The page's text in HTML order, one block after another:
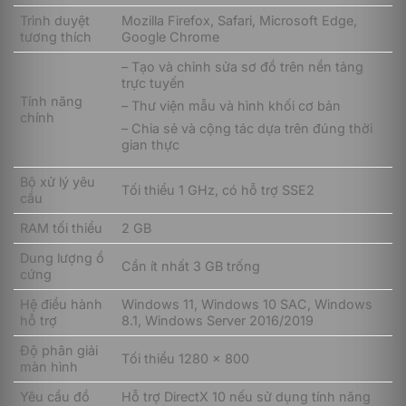
So với gói Monthly, Microsoft Visio Plan 1 – Yearly yêu
cầu doanh nghiệp thanh toán 01 năm phí sử dụng ngay
từ ban đầu, phù hợp với những doanh nghiệp có nhu
cầu cao trong việc tạo sơ đồ, quy trình,… cần giải
pháp ổn định và tiết kiệm chi phí vì gói Yearly có giá
thấp hơn lên tới 17% so với gói Monthly. Ngoài ra, việc
thanh toán một lần cũng giúp doanh nghiệp giảm bớt
công việc kế toán, không phải theo dõi hay lo lắng về
việc gia hạn hàng tháng.
Microsoft Visio Plan 1 – Yearly có những tính
năng hữu ích nào?
Trình duyệt
tương thích
Mozilla Firefox, Safari, Microsoft Edge,
Google Chrome
Tính năng
chính
– Tạo và chỉnh sửa sơ đồ trên nền tảng
trực tuyến
– Thư viện mẫu và hình khối cơ bản
– Chia sẻ và cộng tác dựa trên đúng thời
gian thực
Bộ xử lý yêu
cầu
Tối thiểu 1 GHz, có hỗ trợ SSE2
RAM tối thiểu
2 GB
Dung lượng ổ
cứng
Cần ít nhất 3 GB trống
Hệ điều hành
hỗ trợ
Windows 11, Windows 10 SAC, Windows
8.1, Windows Server 2016/2019
Độ phân giải
màn hình
Tối thiểu 1280 x 800
Yêu cầu đồ
Hỗ trợ DirectX 10 nếu sử dụng tính năng